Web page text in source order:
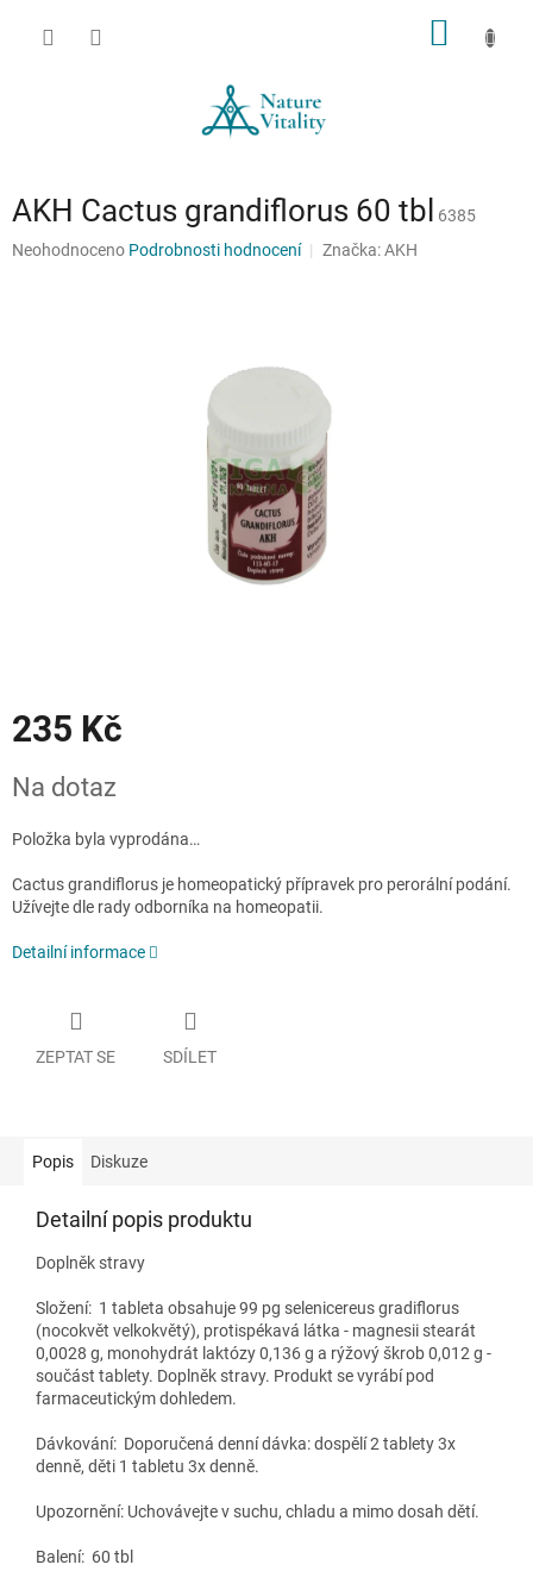
AKH Cactus grandiflorus 60 tbl
6385
Průměrné
Neohodnoceno Podrobnosti hodnocení Značka:AKH
235 Kč
cena:
Na dotaz
Položka byla vyprodána…
Cactus grandiflorus je homeopatický přípravek pro perorální podání.
Užívejte dle rady odborníka na homeopatii.
Detailní informace
ZEPTAT SE SDÍLET
Popis Diskuze
Detailní popis produktu
Doplněk stravy
Složení: 1 tableta obsahuje 99 pg selenicereus gradiflorus
(nocokvět velkokvětý), protispékavá látka - magnesii stearát
0,0028 g, monohydrát laktózy 0,136 g a rýžový škrob 0,012 g -
součást tablety. Doplněk stravy. Produkt se vyrábí pod
farmaceutickým dohledem.
Dávkování: Doporučená denní dávka: dospělí 2 tablety 3x
denně, děti 1 tabletu 3x denně.
Upozornění: Uchovávejte v suchu, chladu a mimo dosah dětí.
Balení: 60 tbl